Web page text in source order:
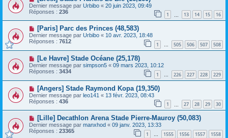
Dernier message par Urbibo « 20 juin 2023, 09:49
Réponses : 236 1 13 14 15 16
[Paris] Parc des Princes (48,583)
Dernier message par Urbibo « 10 avr. 2023, 18:48
Réponses : 7612 1 … 505 506 507 508
[Le Havre] Stade Océane (25,178)
Dernier message par simpson5 « 09 mars 2023, 10:12
Réponses : 3434 1 … 226 227 228 229
[Angers] Stade Raymond Kopa (19,350)
Dernier message par leo141 « 13 févr. 2023, 08:43
Réponses : 436 1 27 28 29 30
[Lille] Decathlon Arena Stade Pierre-Mauroy (50,083)
Dernier message par manxhod « 09 janv. 2023, 13:33
Réponses : 23365 1 … 1555 1556 1557 1558